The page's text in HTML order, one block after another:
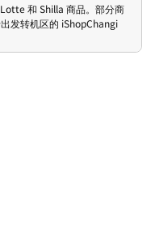
和 Shilla 商品。部分商
发转机区的 iShopChangi